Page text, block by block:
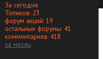
За сегодня
Топиков: 23
форум акций: 19
остальные форумы: 41
комментариев: 418
за месяц